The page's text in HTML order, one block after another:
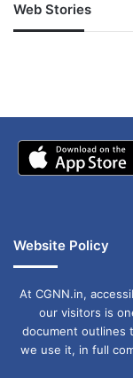
जा रही है।
Web Stories
जम्मू-कश्मीर में
अपडेट
Website Policy
At CGNN.in,
our visitors is
document outlines
we use it, in full